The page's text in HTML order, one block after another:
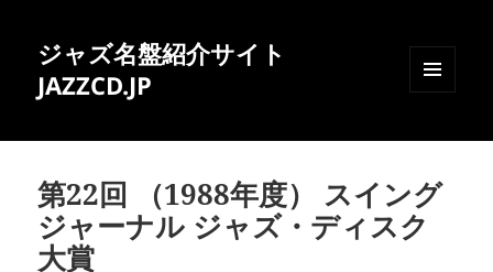
ジャズ名盤紹介サイト
JAZZCD.JP
ィジェ
第22回 （1988年度） スイング
ジャーナル ジャズ・ディスク
大賞